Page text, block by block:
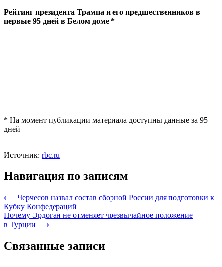
Рейтинг президента Трампа и его предшественников в
первые 95 дней в Белом доме *
* На момент публикации материала доступны данные за 95
дней
Источник: rbc.ru
Навигация по записям
⟵ Черчесов назвал состав сборной России для подготовки к
Кубку Конфедераций
Почему Эрдоган не отменяет чрезвычайное положение
в Турции ⟶
Связанные записи